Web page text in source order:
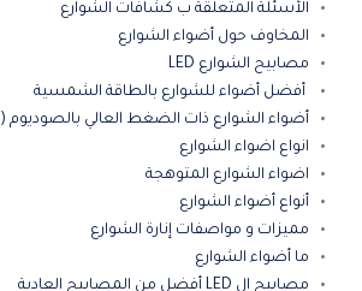
الأسئلة المتعلقة ب كشافات الشوارع
المخاوف حول أضواء الشوارع
مصابيح الشوارع LED
أفضل أضواء للشوارع بالطاقة الشمسية
أضواء الشوارع ذات الضغط العالي بالصوديوم (HPS)
انواع اضواء الشوارع
اضواء الشوارع المتوهجة
أنواع أضواء الشوارع
مميزات و مواصفات إنارة الشوارع
ما أضواء الشوارع
مصابيح ال LED أفضل من المصابيح العادية